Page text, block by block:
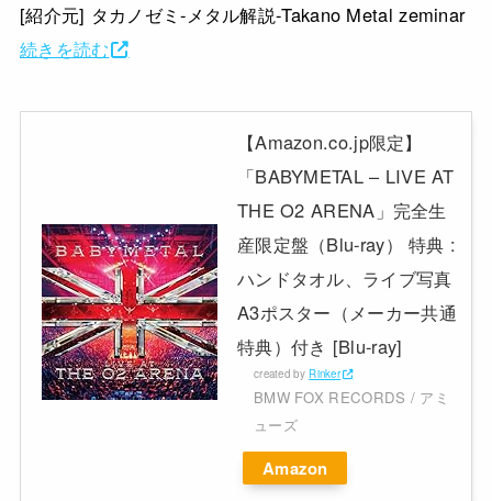
[紹介元] タカノゼミ-メタル解説-Takano Metal zeminar
続きを読む
【Amazon.co.jp限定】
「BABYMETAL – LIVE AT
THE O2 ARENA」完全生
産限定盤（Blu-ray） 特典 :
ハンドタオル、ライブ写真
A3ポスター（メーカー共通
特典）付き [Blu-ray]
created by Rinker
BMW FOX RECORDS / アミ
ューズ
Amazon